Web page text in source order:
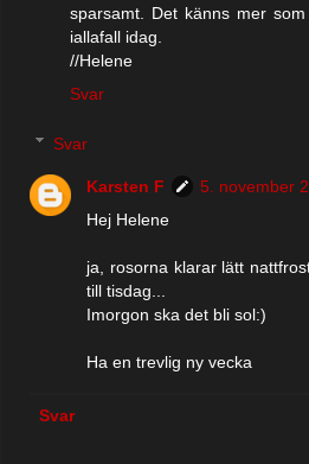
sparsamt. Det känns mer
iallafall idag.
//Helene
Svar
Svar
Karsten F
5. november
Hej Helene
ja, rosorna klarar lätt
till tisdag...
Imorgon ska det bli sol:)
Ha en trevlig ny vecka
Svar